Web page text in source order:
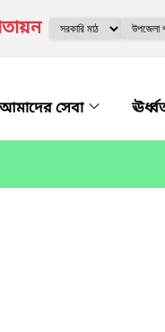
আমাদের সেবা